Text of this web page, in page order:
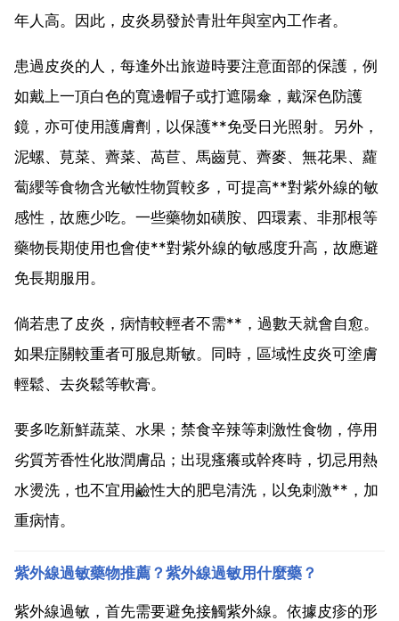
年人高。因此，皮炎易發於青壯年與室內工作者。
患過皮炎的人，每逢外出旅遊時要注意面部的保護，例
如戴上一頂白色的寬邊帽子或打遮陽傘，戴深色防護
鏡，亦可使用護膚劑，以保護**免受日光照射。另外，
泥螺、莧菜、薺菜、萵苣、馬齒莧、薺麥、無花果、蘿
蔔纓等食物含光敏性物質較多，可提高**對紫外線的敏
感性，故應少吃。一些藥物如磺胺、四環素、非那根等
藥物長期使用也會使**對紫外線的敏感度升高，故應避
免長期服用。
倘若患了皮炎，病情較輕者不需**，過數天就會自愈。
如果症關較重者可服息斯敏。同時，區域性皮炎可塗膚
輕鬆、去炎鬆等軟膏。
要多吃新鮮蔬菜、水果；禁食辛辣等刺激性食物，停用
劣質芳香性化妝潤膚品；出現瘙癢或幹疼時，切忌用熱
水燙洗，也不宜用鹼性大的肥皂清洗，以免刺激**，加
重病情。
紫外線過敏藥物推薦？紫外線過敏用什麼藥？
紫外線過敏，首先需要避免接觸紫外線。依據皮疹的形